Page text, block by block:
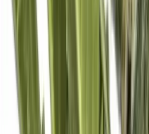
Seedbanks